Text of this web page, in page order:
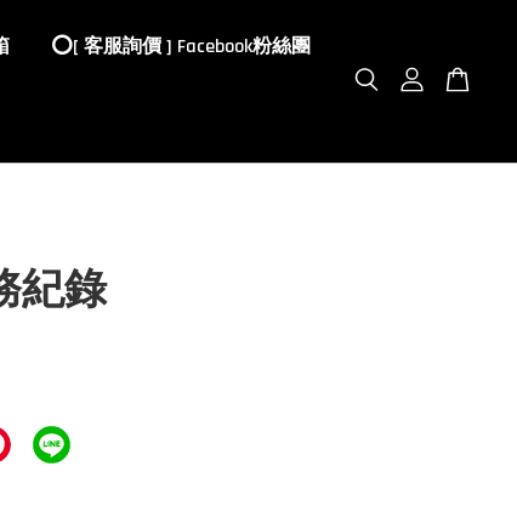
⭕️[ 客服詢價 ] Facebook粉絲團
紀錄